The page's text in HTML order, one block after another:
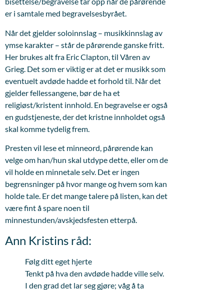
er i samtale med begravelsesbyrået.
Når det gjelder soloinnslag – musikkinnslag av
ymse karakter – står de pårørende ganske fritt.
Her brukes alt fra Eric Clapton, til Våren av
Grieg. Det som er viktig er at det er musikk som
eventuelt avdøde hadde et forhold til. Når det
gjelder fellessangene, bør de ha et
religiøst/kristent innhold. En begravelse er også
en gudstjeneste, der det kristne innholdet også
skal komme tydelig frem.
Presten vil lese et minneord, pårørende kan
velge om han/hun skal utdype dette, eller om de
vil holde en minnetale selv. Det er ingen
begrensninger på hvor mange og hvem som kan
holde tale. Er det mange talere på listen, kan det
være fint å spare noen til
minnestunden/avskjedsfesten etterpå.
Ann Kristins råd:
Følg ditt eget hjerte
Tenkt på hva den avdøde hadde ville selv.
I den grad det lar seg gjøre; våg å ta